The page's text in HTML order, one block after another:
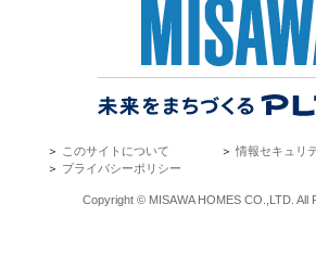
＞ このサイトについて ＞情報セキュリ
＞ プライバシーポリシー
Copyright © MISAWA HOMES CO.,LTD. All